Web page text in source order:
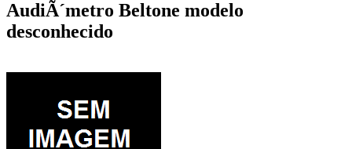
AudiÃ´metro Beltone modelo
desconhecido